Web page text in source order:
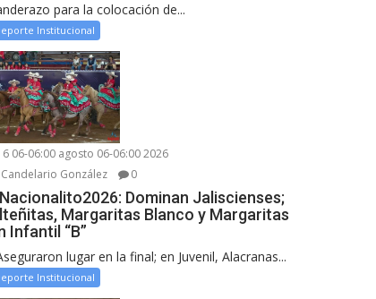
para la colocación de...
Institucional
6 06-06:00 agosto 06-06:00 2026
Candelario González
0
Dominan Jaliscienses;
Margaritas Blanco y Margaritas
Infantil “B”
lugar en la final; en Juvenil, Alacranas...
Institucional